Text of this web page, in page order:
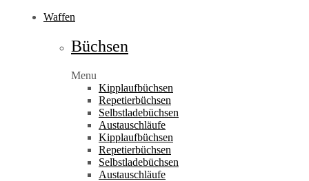
Waffen
Büchsen
Menu
Kipplaufbüchsen
Repetierbüchsen
Selbstladebüchsen
Austauschläufe
Kipplaufbüchsen
Repetierbüchsen
Selbstladebüchsen
Austauschläufe